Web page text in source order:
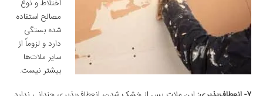
اختلاط و نوع
مصالح استفاده
شده بستگی
دارد و لزوماً از
سایر ملات‌ها
بیشتر نیست.